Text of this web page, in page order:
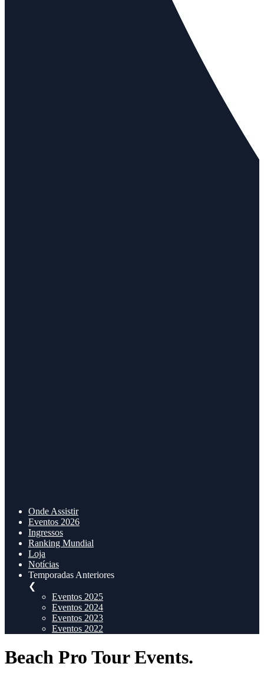
Onde Assistir
Eventos 2026
Ingressos
Ranking Mundial
Loja
Notícias
Temporadas Anteriores
❮
Eventos 2025
Eventos 2024
Eventos 2023
Eventos 2022
Beach Pro Tour Events.